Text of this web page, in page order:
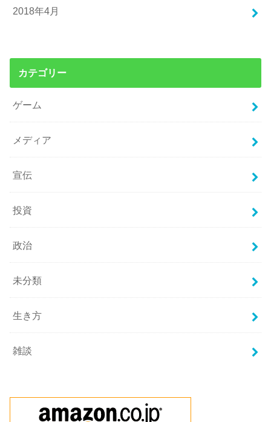
2018年4月
カテゴリー
ゲーム
メディア
宣伝
投資
政治
未分類
生き方
雑談